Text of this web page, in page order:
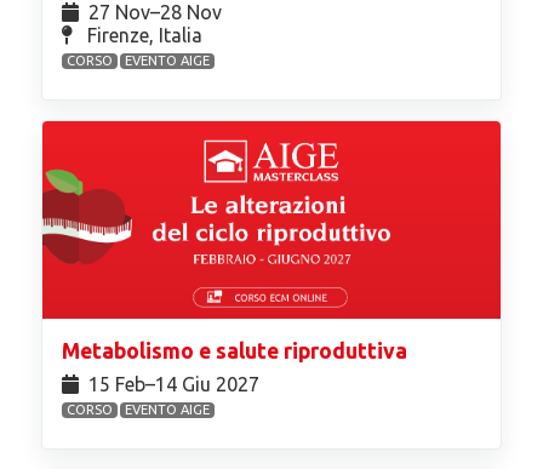
27 Nov⁠–28 Nov
Firenze, Italia
CORSO EVENTO AIGE
Metabolismo e salute riproduttiva
15 Feb⁠–14 Giu 2027
CORSO EVENTO AIGE